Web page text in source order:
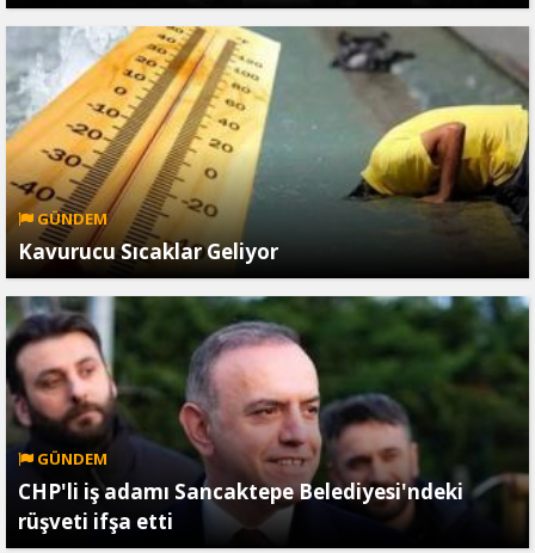
GÜNDEM
Kavurucu Sıcaklar Geliyor
GÜNDEM
CHP'li iş adamı Sancaktepe Belediyesi'ndeki
rüşveti ifşa etti